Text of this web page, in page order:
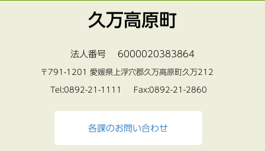
久万高原町
法人番号 6000020383864
〒791-1201 愛媛県上浮穴郡久万高原町久万212
Tel:0892-21-1111 Fax:0892-21-2860
各課のお問い合わせ